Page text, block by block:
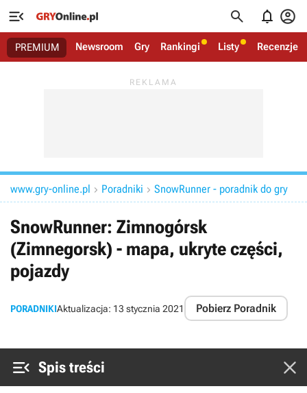
   
PREMIUM Newsroom Gry Rankingi Listy Recenzje
www.gry-online.pl  Poradniki  SnowRunner - poradnik do gry
SnowRunner: Zimnogórsk
(Zimnegorsk) - mapa, ukryte części,
pojazdy
PORADNIKIAktualizacja: 13 stycznia 2021 Pobierz Poradnik
 Spis treści 